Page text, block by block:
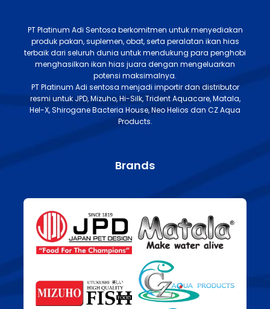
PT Platinum Adi Sentosa berkomitmen untuk menyediakan
produk pakan, suplemen, obat, serta peralatan ikan hias
terbaik dari seluruh dunia untuk mendukung para penghobi
menghasilkan ikan hias juara dengan mengeluarkan
potensi maksimalnya.
PT Platinum Adi sentosa menjadi importir dan distributor
resmi untuk JPD, Mizuho, Hi-Silk, Trident Aquacare, Matala,
Hel-X, Shirogane Bacteria House, Neo Helios dan CZ Aqua
Products.
Brands